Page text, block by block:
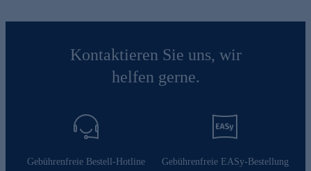
Kontaktieren Sie uns, wir
helfen gerne.
Gebührenfreie Bestell-Hotline Gebührenfreie EASy-Bestellung